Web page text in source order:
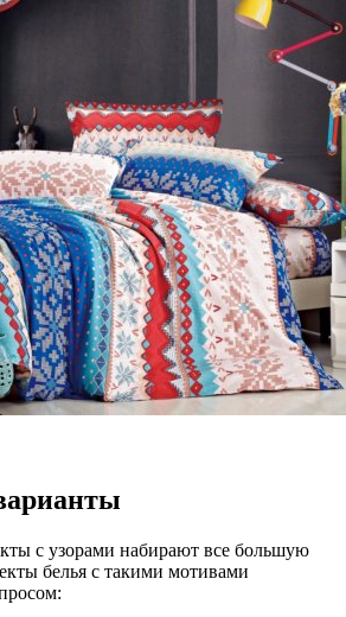
с узорами набирают все большую
белья с такими мотивами